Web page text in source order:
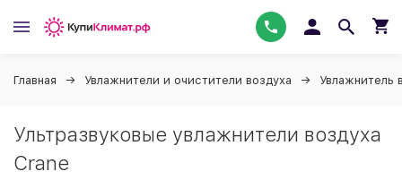
Главная Увлажнители и очистители воздуха Увлажнитель
Ультразвуковые увлажнители воздуха
Crane